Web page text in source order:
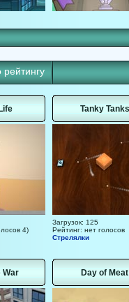
рейтингу
4)
Tanky Tanks
Загрузок: 125
Рейтинг: нет голосов
Стрелялки
War Day of Meat